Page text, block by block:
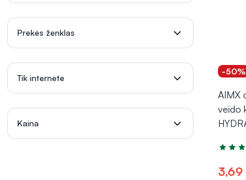
Prekės ženklas
Tik internete
Kaina
-50%
AIMX
veido
3,69